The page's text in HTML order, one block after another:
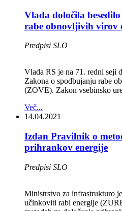
Vlada določila
rabe obnovljivih virov
Predpisi SLO
Vlada RS je na 71. redni seji
Zakona o spodbujanju rabe
(ZOVE). Zakon vsebinsko
Več...
14.04.2021
Izdan Pravilnik o
prihrankov energije
Predpisi SLO
Ministrstvo za infrastrukturo
učinkoviti rabi energije